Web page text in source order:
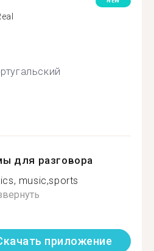
для разговора
music,sports
приложение